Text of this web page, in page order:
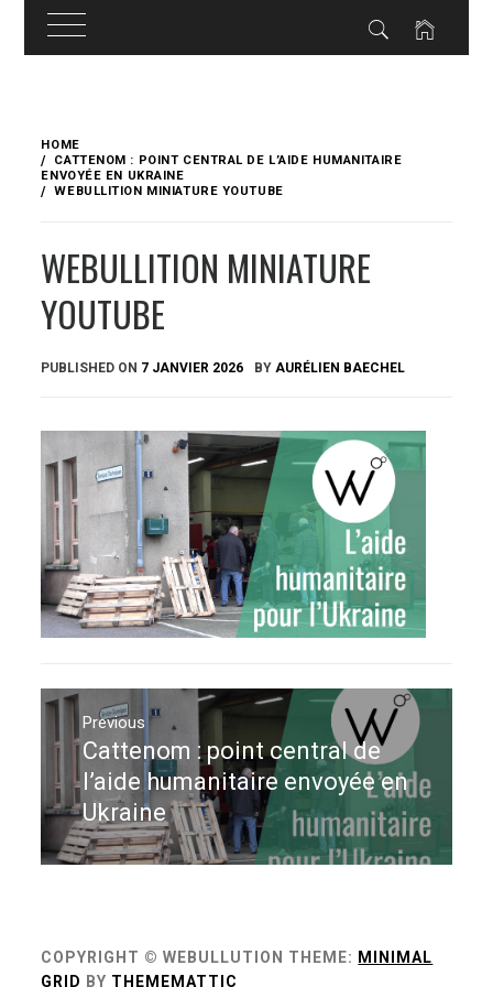
content
HOME
CATTENOM : POINT CENTRAL DE L’AIDE HUMANITAIRE
ENVOYÉE EN UKRAINE
WEBULLITION MINIATURE YOUTUBE
WEBULLITION MINIATURE
YOUTUBE
PUBLISHED ON 7 JANVIER 2026 BY AURÉLIEN BAECHEL
Navigation
de
l’article
Previous
Previous
post:
Cattenom : point central de
l’aide humanitaire envoyée en
Ukraine
COPYRIGHT © WEBULLUTION THEME: MINIMAL
GRID BY THEMEMATTIC